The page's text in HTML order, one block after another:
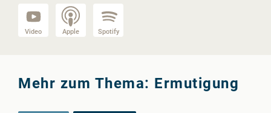
Video Apple Spotify
Mehr zum Thema: Ermutigung